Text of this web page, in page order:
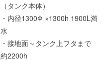
（タンク本体）
・内径1300Φ ×1300h 1900L満
水
・接地面～タンク上フタまで
約2200h